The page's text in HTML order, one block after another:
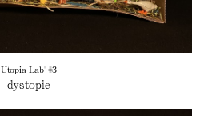
Utopia Lab' #3
dystopie